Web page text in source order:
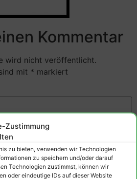
Zustimmung
zu bieten, verwenden wir Technologien
zu speichern und/oder darauf
Technologien zustimmst, können wir
oder eindeutige IDs auf dieser Website
Kommentar
wird nicht veröffentlicht.
mit * markiert